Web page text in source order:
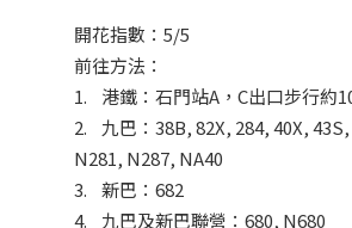
開花指數：5/5
前往方法：
1. 港鐵：石門站A，C出口步行約
2. 九巴：38B, 82X, 284, 40X, 43S,
N281, N287, NA40
3. 新巴：682
4. 九巴及新巴聯營：680, N680